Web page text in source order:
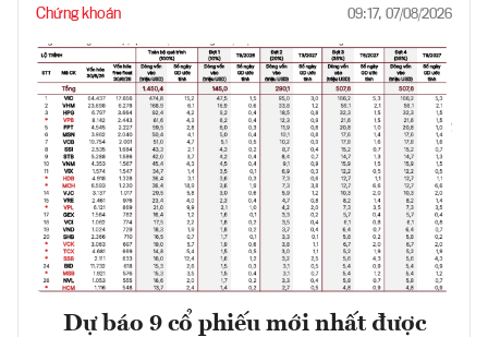
Chứng khoán 09:17, 07/08/2026
Dự báo 9 cổ phiếu mới nhất được